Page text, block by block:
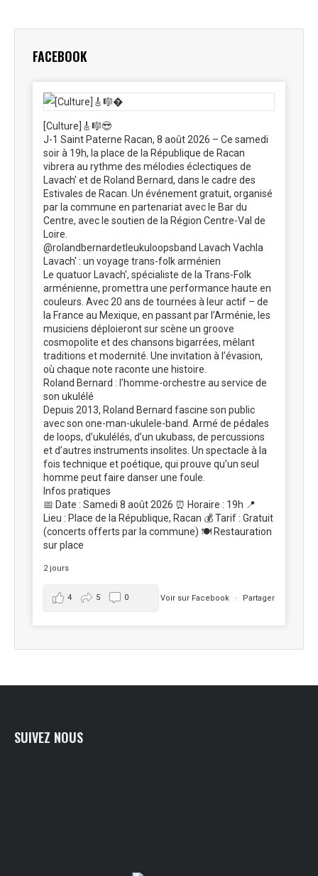
FACEBOOK
[Culture]🎸🎼😎
J-1 Saint Paterne Racan, 8 août 2026 – Ce samedi
soir à 19h, la place de la République de Racan
vibrera au rythme des mélodies éclectiques de
Lavach' et de Roland Bernard, dans le cadre des
Estivales de Racan. Un événement gratuit, organisé
par la commune en partenariat avec le Bar du
Centre, avec le soutien de la Région Centre-Val de
Loire.
@rolandbernardetleukuloopsband Lavach Vachla
Lavach' : un voyage trans-folk arménien
Le quatuor Lavach', spécialiste de la Trans-Folk
arménienne, promettra une performance haute en
couleurs. Avec 20 ans de tournées à leur actif – de
la France au Mexique, en passant par l’Arménie, les
musiciens déploieront sur scène un groove
cosmopolite et des chansons bigarrées, mêlant
traditions et modernité. Une invitation à l’évasion,
où chaque note raconte une histoire.
Roland Bernard : l’homme-orchestre au service de
son ukulélé
Depuis 2013, Roland Bernard fascine son public
avec son one-man-ukulele-band. Armé de pédales
de loops, d’ukulélés, d’un ukubass, de percussions
et d’autres instruments insolites. Un spectacle à la
fois technique et poétique, qui prouve qu’un seul
homme peut faire danser une foule.
Infos pratiques
📅 Date : Samedi 8 août 2026 ⏰ Horaire : 19h 📍
Lieu : Place de la République, Racan 💰 Tarif : Gratuit
(concerts offerts par la commune) 🍽️ Restauration
sur place
2 jours
Voir sur Facebook · Partager
4 5 0
SUIVEZ NOUS